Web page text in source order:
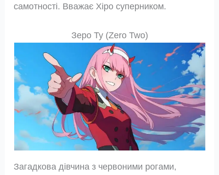
самотності. Вважає Хіро суперником.
Зеро Ту (Zero Two)
Загадкова дівчина з червоними рогами,